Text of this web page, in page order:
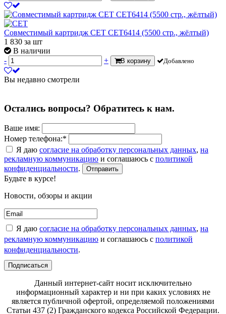
Совместимый картридж CET CET6414 (5500 стр., жёлтый)
1 830 за шт
В наличии
-
+ В корзину Добавлено
Вы недавно смотрели
Остались вопросы? Обратитесь к нам.
Ваше имя:
Номер телефона:*
Я даю согласие на обработку персональных данных, на
рекламную коммуникацию и соглашаюсь с политикой
конфиденциальности. Отправить
Будьте в курсе!
Новости, обзоры и акции
Я даю согласие на обработку персональных данных, на
рекламную коммуникацию и соглашаюсь с политикой
конфиденциальности.
Подписаться
Данный интернет-сайт носит исключительно
информационный характер и ни при каких условиях не
является публичной офертой, определяемой положениями
Статьи 437 (2) Гражданского кодекса Российской Федерации.